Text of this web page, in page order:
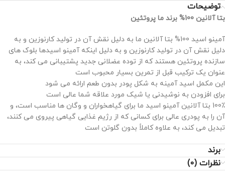
توضیحات
بتا آلانین 100% برند ما پروتئین
آمینو اسید 100% بتا آلانین ما به دلیل نقش آن در تولید کارنوزین و به
دلیل نقش آن در تولید کارنوزین و به دلیل اینکه آمینو اسیدها بلوک های
سازنده پروتئین هستند که از توده عضلانی جدید پشتیبانی می کند، به
عنوان یک ترکیب قبل از تمرین بسیار محبوب است
این مکمل اسید آمینه به شکل پودر بدون طعم ارائه می شود
برای افزودن به نوشیدنی یا شیک مورد علاقه شما عالی است
100٪ بتا آلانین آمینو اسید ما برای گیاهخواران و وگان ها مناسب است، و
آن را به پودری عالی برای کسانی که از رژیم غذایی گیاهی پیروی می کنند،
تبدیل می کند، به علاوه کاملاً بدون گلوتن است
برند
نظرات (0)